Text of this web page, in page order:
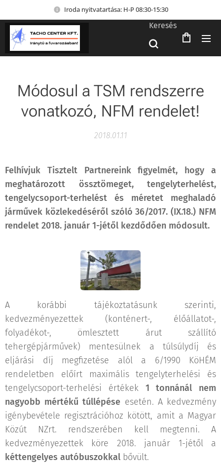
Iroda nyitvatartása: H-P 08:30-15:30
Keresés
Módosul a TSM rendszerre
vonatkozó, NFM rendelet!
2018.01.11
Felhívjuk Tisztelt Partnereink figyelmét, hogy a
meghatározott össztömeget, tengelyterhelést,
tengelycsoport-terhelést és méretet meghaladó
járművek közlekedéséről szóló 36/2017. (IX.18.) NFM
rendelet 2018. január 1-jétől kezdődően módosult.
A korábbi tájékoztatásunk szerinti,
kedvezményezettek (konténert-, élőállatot-,
folyadékot-, ömlesztett árut szállító
tehergépjárművek) mentesülnek a túlsúlydíj és
eljárási díj megfizetése alól a 6/1990 KöHÉM
rendeletben előírt maximális tengelyterhelési és
tengelycsoport-terhelési értékek 1 tonnánál nem
nagyobb mértékű túllépése esetén. A kedvezmény
igénybevétele regisztrációhoz kötött, amit a Magyar
Közút NZrt. rendszerében kell megtenni. A
kedvezményezettek köre 2018. január 1-jétől a
kéttengelyes autóbuszokkal bővült.